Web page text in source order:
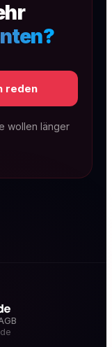
reden
wollen länger